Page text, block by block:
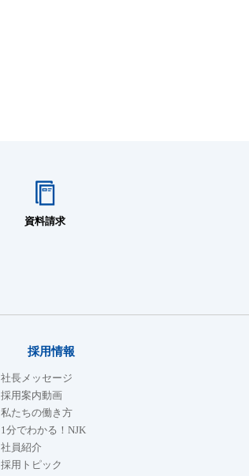
資料請求
採用情報
社長メッセージ
採用案内動画
私たちの働き方
1分でわかる！NJK
社員紹介
採用トピック